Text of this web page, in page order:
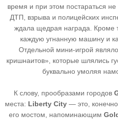
время и при этом постараться
ДТП, взрыва и полицейских
ждала щедрая награда. Кроме
каждую угнанную машину и
Отдельной мини-игрой
кришнаитов», которые шлялись
буквально умоляя
К слову, прообразами городов
места: Liberty City— это,
его мостом, напоминающим